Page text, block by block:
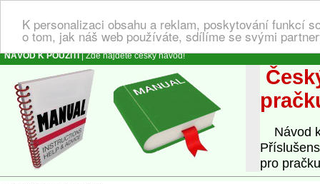
K personalizaci obsahu a reklam, poskytování funkcí
o tom, jak náš web používáte, sdílíme se svými
NÁVOD K POUŽITÍ| Zde najdete český návod!
Návod k
pro